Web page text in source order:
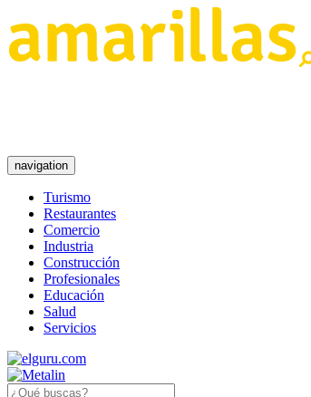
navigation
Turismo
Restaurantes
Comercio
Industria
Construcción
Profesionales
Educación
Salud
Servicios